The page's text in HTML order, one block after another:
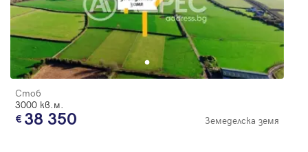
Стоб
3000 кв.м.
38 350 Земеделска земя